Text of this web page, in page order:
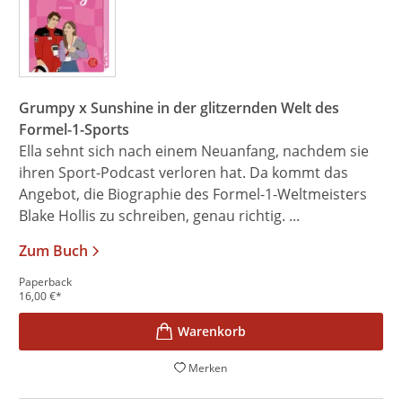
Grumpy x Sunshine in der glitzernden Welt des
Formel-1-Sports
Ella sehnt sich nach einem Neuanfang, nachdem sie
ihren Sport-Podcast verloren hat. Da kommt das
Angebot, die Biographie des Formel-1-Weltmeisters
Blake Hollis zu schreiben, genau richtig. ...
Zum Buch
Paperback
16,00€*
Merken